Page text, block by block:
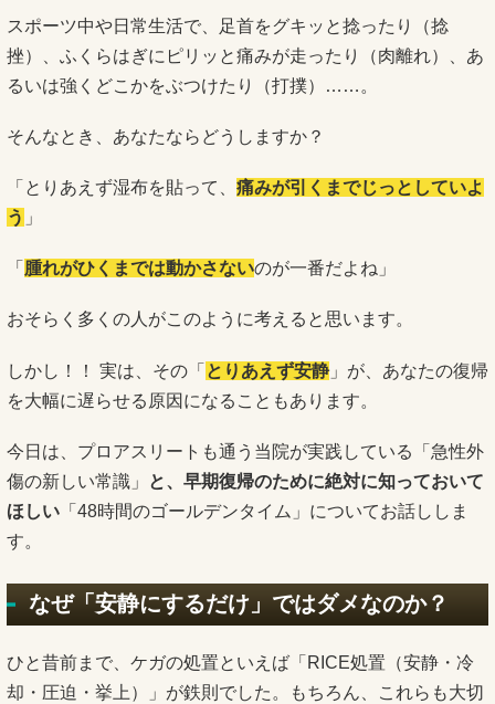
スポーツ中や日常生活で、足首をグキッと捻ったり（捻
挫）、ふくらはぎにピリッと痛みが走ったり（肉離れ）、あ
るいは強くどこかをぶつけたり（打撲）……。
そんなとき、あなたならどうしますか？
「とりあえず湿布を貼って、 痛みが引くまでじっとしていよ
う 」
「 腫れがひくまでは動かさないのが一番だよね」
おそらく多くの人がこのように考えると思います。
しかし！！ 実は、その「 とりあえず安静」が、あなたの復帰
を大幅に遅らせる原因になることもあります。
今日は、プロアスリートも通う当院が実践している「急性外
傷の新しい常識」
と、早期復帰のために絶対に知っておいて
ほしい 「48時間のゴールデンタイム」についてお話ししま
す。
なぜ「安静にするだけ」ではダメなのか？
ひと昔前まで、ケガの処置といえば「RICE処置（安静・冷
却・圧迫・挙上）」が鉄則でした。もちろん、これらも大切